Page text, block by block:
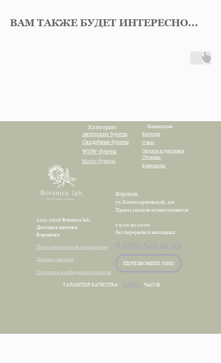
ВАМ ТАКЖЕ БУДЕТ ИНТЕРЕСНО...
2012-2026 Botanica lab.
Доставка цветов в
Воронеже
Договор-оферта
Пользовательское соглашение
Политика конфеденциальности
ПЕРЕЗВОНИТЕ МНЕ!
Контакты
Отзывы
Оплата и доставка
О нас
Каталог
Навигация:
Категории:
Моно-букеты
WOW-букеты
Свадебные букеты
Авторские букеты
ГАРАНТИЯ КАЧЕСТВА ЧАСОВ
Прием заказов осуществляется
с 9:00 до 20:00
без перерыва и выходных
ул.Комиссаржевской, 10а
Воронеж